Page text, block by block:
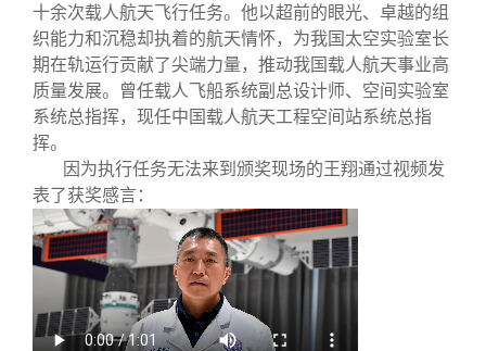
校友视界
理事会名单
制度法规
联系我们
十余次载人航天飞行任务。他以超前的眼光、卓越的组
织能力和沉稳却执着的航天情怀，为我国太空实验室长
期在轨运行贡献了尖端力量，推动我国载人航天事业高
质量发展。曾任载人飞船系统副总设计师、空间实验室
系统总指挥，现任中国载人航天工程空间站系统总指
挥。
因为执行任务无法来到颁奖现场的王翔通过视频发
表了获奖感言：